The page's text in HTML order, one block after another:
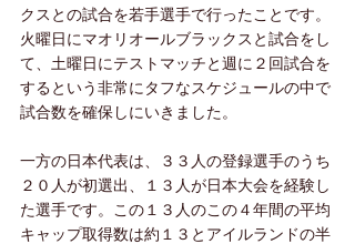
クスとの試合を若手選手で行ったことです。
火曜日にマオリオールブラックスと試合をし
て、土曜日にテストマッチと週に２回試合を
するという非常にタフなスケジュールの中で
試合数を確保しにいきました。
一方の日本代表は、３３人の登録選手のうち
２０人が初選出、１３人が日本大会を経験し
た選手です。この１３人のこの４年間の平均
キャップ取得数は約１３とアイルランドの半